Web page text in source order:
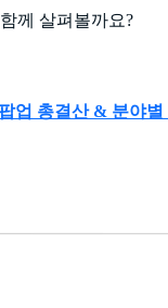
께 살펴볼까요?
업 총결산 & 분야